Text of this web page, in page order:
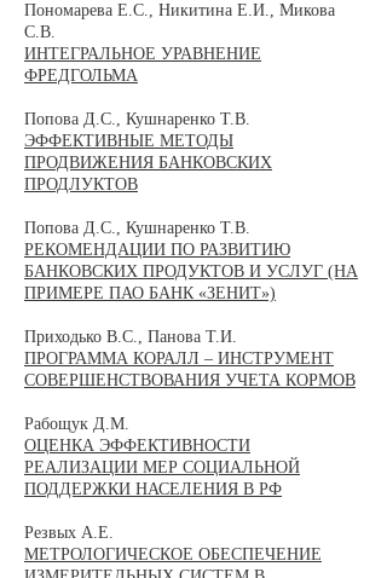
Пономарева Е.С., Никитина Е.И., Микова
С.В.
ИНТЕГРАЛЬНОЕ УРАВНЕНИЕ
ФРЕДГОЛЬМА
Попова Д.С., Кушнаренко Т.В.
ЭФФЕКТИВНЫЕ МЕТОДЫ
ПРОДВИЖЕНИЯ БАНКОВСКИХ
ПРОДЛУКТОВ
Попова Д.С., Кушнаренко Т.В.
РЕКОМЕНДАЦИИ ПО РАЗВИТИЮ
БАНКОВСКИХ ПРОДУКТОВ И УСЛУГ (НА
ПРИМЕРЕ ПАО БАНК «ЗЕНИТ»)
Приходько В.С., Панова Т.И.
ПРОГРАММА КОРАЛЛ – ИНСТРУМЕНТ
СОВЕРШЕНСТВОВАНИЯ УЧЕТА КОРМОВ
Рабощук Д.М.
ОЦЕНКА ЭФФЕКТИВНОСТИ
РЕАЛИЗАЦИИ МЕР СОЦИАЛЬНОЙ
ПОДДЕРЖКИ НАСЕЛЕНИЯ В РФ
Резвых А.Е.
МЕТРОЛОГИЧЕСКОЕ ОБЕСПЕЧЕНИЕ